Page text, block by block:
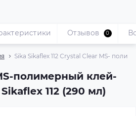
Sika Sikaflex 112 Crystal Clear MS-
полимерный клей-
112 (290 мл)
Отзывов 0